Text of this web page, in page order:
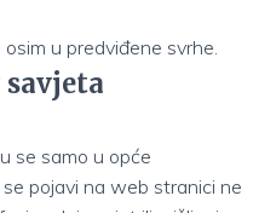
u predviđene svrhe.
savjeta
se samo u opće
pojavi na web stranici ne